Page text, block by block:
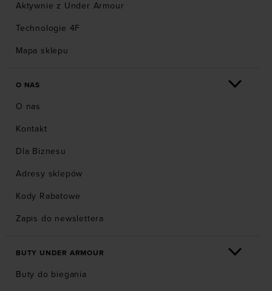
Aktywnie z Under Armour
Technologie 4F
Mapa sklepu
O NAS
O nas
Kontakt
Dla Biznesu
Adresy sklepów
Kody Rabatowe
Zapis do newslettera
BUTY UNDER ARMOUR
Buty do biegania